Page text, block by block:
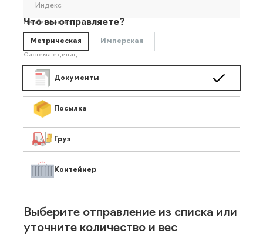
Индекс
Необязательно
Что вы отправляете?
Метрическая Имперская
Система единиц
Документы
Посылка
Груз
Контейнер
Выберите отправление из списка или
уточните количество и вес